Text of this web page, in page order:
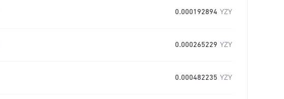
0.000192894 YZY
0.000265229 YZY
0.000482235 YZY